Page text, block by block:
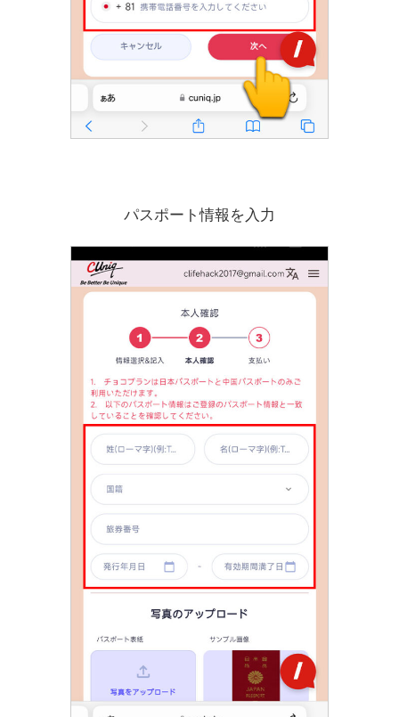
パスポート情報を入力